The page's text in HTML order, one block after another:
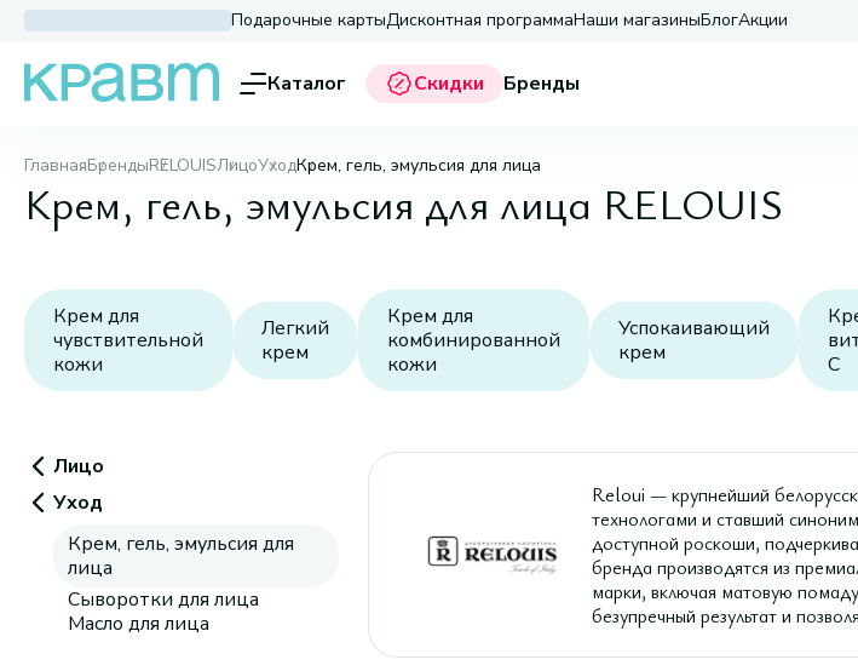
Подарочные картыДисконтная программаНаши магазиныБлогАкции
Каталог Скидки Бренды
ГлавнаяБрендыRELOUISЛицоУходКрем, гель, эмульсия для лица
Крем, гель, эмульсия для лица RELOUIS
Крем для
чувствительной
кожи
Легкий
крем
Крем для
комбинированной
кожи
Успокаивающий
крем
C
Лицо
Уход
Крем, гель, эмульсия для
лица
Сыворотки для лица
Масло для лица
Reloui — крупнейший
технологами и ставший
доступной роскоши,
бренда производятся из
марки, включая матовую
безупречный результат и